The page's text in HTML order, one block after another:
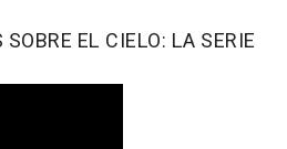
EL CIELO: LA SERIE